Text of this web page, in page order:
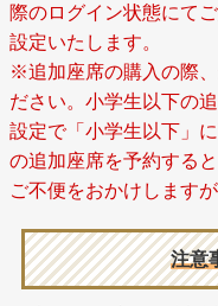
際のログイン状態にて
設定いたします。
※追加座席の購入の際
ださい。小学生以下の
設定で「小学生以下」
の追加座席を予約する
ご不便をおかけします
注意